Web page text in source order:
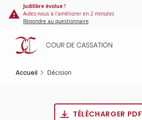
Panneau de gestion des cookies
contenu
principal
Judilibre évolue !
Aidez-nous à l'améliorer en 2 minutes
Répondre au questionnaire
Accueil Décision
TÉLÉCHARGER PDF